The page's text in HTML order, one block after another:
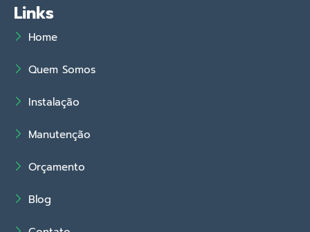
Links
Home
Quem Somos
Instalação
Manutenção
Orçamento
Blog